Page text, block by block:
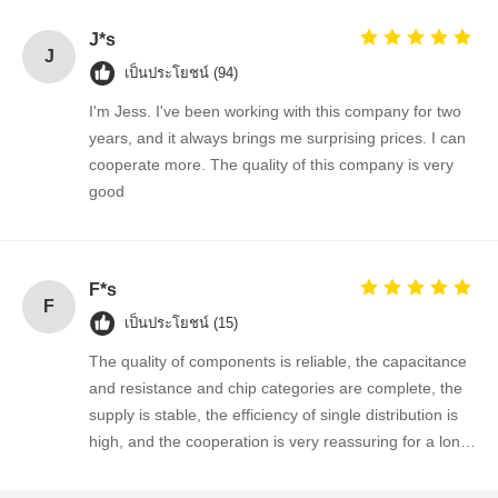
ตัวเหนี่ยวนำความถี่สูง
ทรานซิสเตอร์ตัวต้านทานอคติ
ไดโอด์ป้องกัน ESD
ไดโอด สกปรก Rectifier
อุปกรณ์ป้องกันไฟกระชากไทริสเตอร์
ตัวควบคุมการออกกลางคันต่ำ
ไบโพลาร์จังก์ชั่นทรานซิสเตอร์
J
J*s
เป็นประโยชน์ (94)
I'm Jess. I've been working with this company for two
years, and it always brings me surprising prices. I can
cooperate more. The quality of this company is very
good
F
F*s
เป็นประโยชน์ (15)
The quality of components is reliable, the capacitance
and resistance and chip categories are complete, the
supply is stable, the efficiency of single distribution is
high, and the cooperation is very reassuring for a long